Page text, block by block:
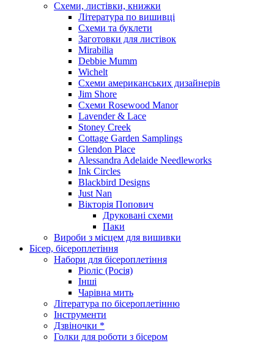
Схеми, листівки, книжки
Література по вишивці
Схеми та буклети
Заготовки для листівок
Mirabilia
Debbie Mumm
Wichelt
Схеми американських дизайнерів
Jim Shore
Cхеми Rosewood Manor
Lavender & Lace
Stoney Creek
Cottage Garden Samplings
Glendon Place
Alessandra Adelaide Needleworks
Ink Circles
Blackbird Designs
Just Nan
Вікторія Попович
Друковані схеми
Паки
Вироби з місцем для вишивки
Бісер, бісероплетіння
Набори для бісероплетіння
Ріоліс (Росія)
Інші
Чарівна мить
Література по бісероплетінню
Інструменти
Дзвіночки *
Голки для роботи з бісером